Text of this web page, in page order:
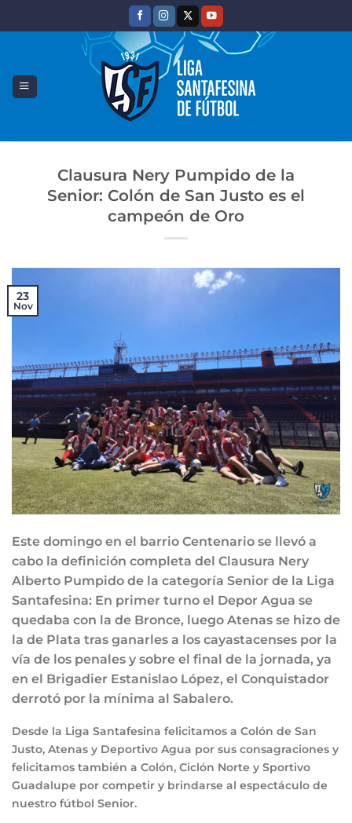
Clausura Nery Pumpido de la
Senior: Colón de San Justo es el
campeón de Oro
23
Nov
Este domingo en el barrio Centenario se llevó a
cabo la definición completa del Clausura Nery
Alberto Pumpido de la categoría Senior de la Liga
Santafesina: En primer turno el Depor Agua se
quedaba con la de Bronce, luego Atenas se hizo de
la de Plata tras ganarles a los cayastacenses por la
vía de los penales y sobre el final de la jornada, ya
en el Brigadier Estanislao López, el Conquistador
derrotó por la mínima al Sabalero.
Desde la Liga Santafesina felicitamos a Colón de San
Justo, Atenas y Deportivo Agua por sus consagraciones y
felicitamos también a Colón, Ciclón Norte y Sportivo
Guadalupe por competir y brindarse al espectáculo de
nuestro fútbol Senior.